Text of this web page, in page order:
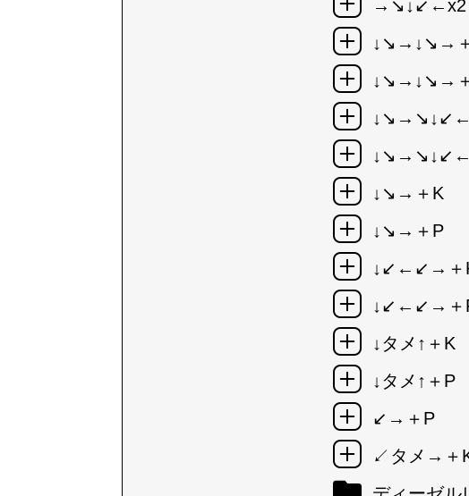
→↘↓↙←x2
↓↘→↓↘→
↓↘→↓↘→
↓↘→↘↓↙←
↓↘→↘↓↙←
↓↘→＋K
↓↘→＋P
↓↙←↙→＋
↓↙←↙→＋
↓タメ↑＋K
↓タメ↑＋P
↙→＋P
↙タメ→＋